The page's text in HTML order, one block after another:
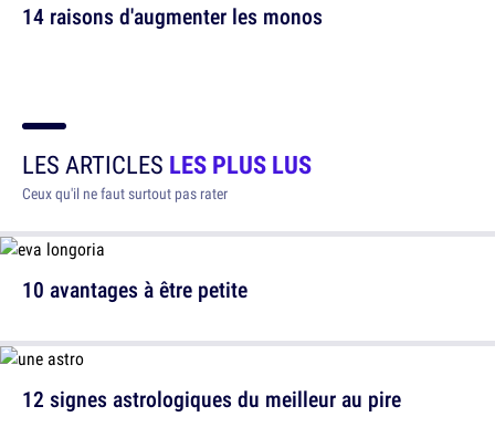
14 raisons d'augmenter les monos
LES ARTICLES LES PLUS LUS
Ceux qu'il ne faut surtout pas rater
10 avantages à être petite
12 signes astrologiques du meilleur au pire